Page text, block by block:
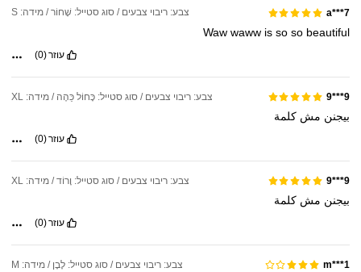
a***7 צבע: ריבוי צבעים / סוג סטייל: שָׁחוֹר / מידה: S
Waw waww is so so beautiful
עוזר(0)
9***9 צבע: ריבוי צבעים / סוג סטייל: כָּחוֹל כֵּהֶה / מידה: XL
بيجنن مشكلمة
עוזר(0)
9***9 צבע: ריבוי צבעים / סוג סטייל: וָרוֹד / מידה: XL
بيجنن مشكلمة
עוזר(0)
m***1 צבע: ריבוי צבעים / סוג סטייל: לָבָן / מידה: M